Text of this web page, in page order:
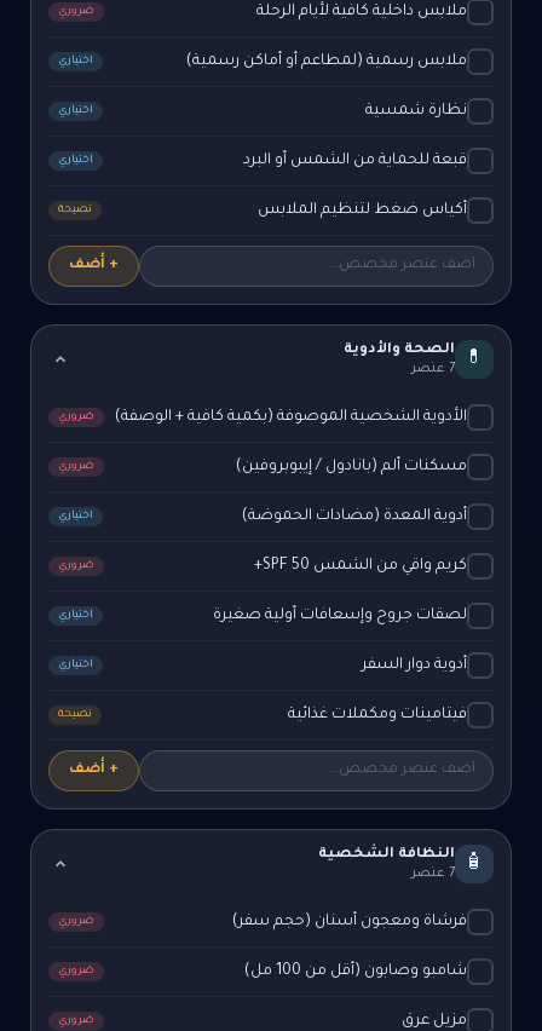
ملابس داخلية كافية لأيام الرحلة ضروري
ملابس رسمية (لمطاعم أو أماكن رسمية) اختياري
نظارة شمسية اختياري
قبعة للحماية من الشمس أو البرد اختياري
أكياس ضغط لتنظيم الملابس نصيحة
+ أضف
💊
الصحة والأدوية
7 عنصر
الأدوية الشخصية الموصوفة (بكمية كافية + الوصفة) ضروري
مسكنات ألم (بانادول / إيبوبروفين) ضروري
أدوية المعدة (مضادات الحموضة) اختياري
كريم واقي من الشمس SPF 50+ ضروري
لصقات جروح وإسعافات أولية صغيرة اختياري
أدوية دوار السفر اختياري
فيتامينات ومكملات غذائية نصيحة
+ أضف
🧴
النظافة الشخصية
7 عنصر
فرشاة ومعجون أسنان (حجم سفر) ضروري
شامبو وصابون (أقل من 100 مل) ضروري
مزيل عرق ضروري